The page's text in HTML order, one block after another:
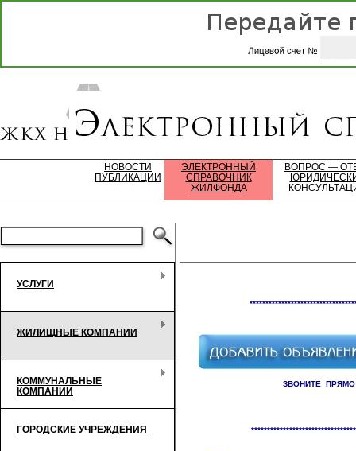
НОВОСТИ
ПУБЛИКАЦИИ
ЭЛЕКТРОННЫЙ
СПРАВОЧНИК
ЖИЛФОНДА
ВОПРОС —
УСЛУГИ
ЖИЛИЩНЫЕ КОМПАНИИ
КОММУНАЛЬНЫЕ
КОМПАНИИ
ГОРОДСКИЕ УЧРЕЖДЕНИЯ
ЗВОНИТЕ
Справочник